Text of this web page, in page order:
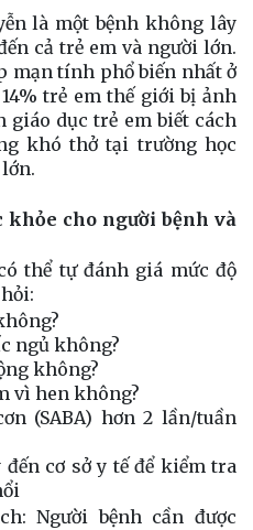
là một bệnh không lây
cả trẻ em và người lớn.
mạn tính phổ biến nhất ở
trẻ em thế giới bị ảnh
giáo dục trẻ em biết cách
khó thở tại trường học
khỏe cho người bệnh và
thể tự đánh giá mức độ
ngủ không?
không?
vì hen không?
(SABA) hơn 2 lần/tuần
cơ sở y tế để kiểm tra
Người bệnh cần được